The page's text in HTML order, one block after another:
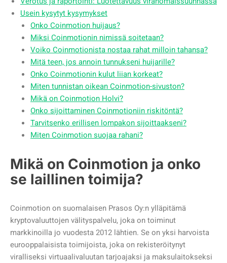
Usein kysytyt kysymykset
Onko Coinmotion huijaus?
Miksi Coinmotionin nimissä soitetaan?
Voiko Coinmotionista nostaa rahat milloin tahansa?
Mitä teen, jos annoin tunnukseni huijarille?
Onko Coinmotionin kulut liian korkeat?
Miten tunnistan oikean Coinmotion-sivuston?
Mikä on Coinmotion Holvi?
Onko sijoittaminen Coinmotioniin riskitöntä?
Tarvitsenko erillisen lompakon sijoittaakseni?
Miten Coinmotion suojaa rahani?
Mikä on Coinmotion ja onko
se laillinen toimija?
Coinmotion on suomalaisen Prasos Oy:n ylläpitämä
kryptovaluuttojen välityspalvelu, joka on toiminut
markkinoilla jo vuodesta 2012 lähtien. Se on yksi harvoista
eurooppalaisista toimijoista, joka on rekisteröitynyt
viralliseksi virtuaalivaluutan tarjoajaksi ja maksulaitokseksi